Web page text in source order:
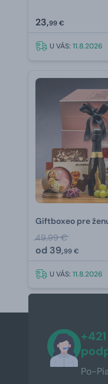
23,99 €
U VÁS: 11.8.2026
Giftboxeo pre
49,99 €
od 39,99 €
U VÁS: 11.8.2026
Po-